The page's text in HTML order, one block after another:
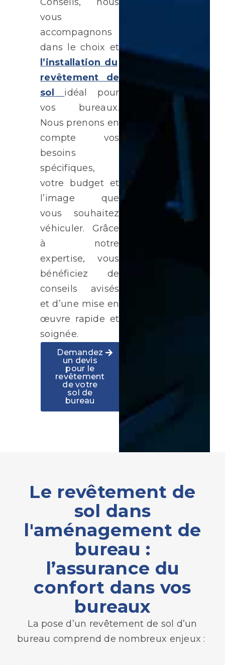
vous
accompagnons
dans le choix et
l’installation du
revêtement de
sol idéal pour
vos bureaux.
Nous prenons en
compte vos
besoins
spécifiques,
votre budget et
l’image que
vous souhaitez
véhiculer. Grâce
à notre
expertise, vous
bénéficiez de
conseils avisés
et d’une mise en
œuvre rapide et
soignée.
Demandez
un devis
pour le
revêtement
de votre
sol de
bureau
Le revêtement de
sol dans
l'aménagement de
bureau :
l’assurance du
confort dans vos
bureaux
La pose d’un revêtement de sol d’un
bureau comprend de nombreux enjeux :